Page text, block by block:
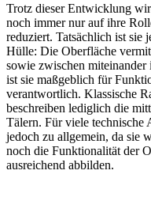
Trotz dieser Entwicklung
noch immer nur auf ihre
reduziert. Tatsächlich ist sie
Hülle: Die Oberfläche
sowie zwischen
ist sie maßgeblich für
verantwortlich. Klassische
beschreiben ­lediglich die
Tälern. Für viele technische
jedoch zu allgemein, da sie
noch die Funktionalität der
ausreichend abbilden.